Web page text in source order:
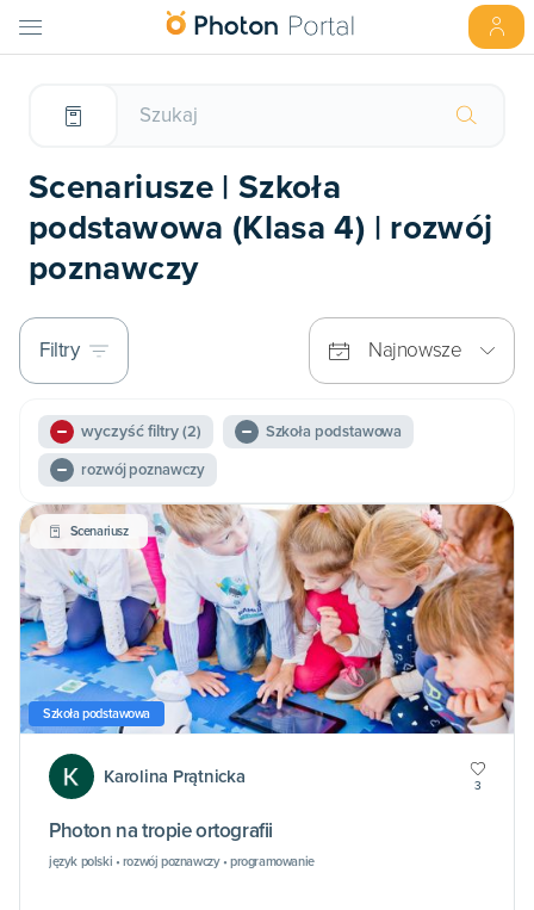
Scenariusze | Szkoła
podstawowa (Klasa 4) | rozwój
poznawczy
Filtry Najnowsze
wyczyść filtry(2)
Szkoła podstawowa
rozwój poznawczy
Scenariusz
Szkoła podstawowa
Karolina Prątnicka 3
Photon na tropie ortografii
język polski • rozwój poznawczy • programowanie